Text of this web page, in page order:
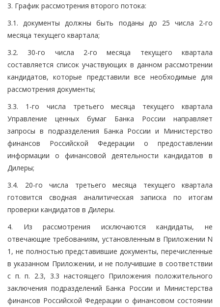
3. График рассмотрения второго потока:
3.1. документы должны быть поданы до 25 числа 2-го
месяца текущего квартала;
3.2. 30-го числа 2-го месяца текущего квартала
составляется список участвующих в данном рассмотрении
кандидатов, которые представили все необходимые для
рассмотрения документы;
3.3. 1-го числа третьего месяца текущего квартала
Управление ценных бумаг Банка России направляет
запросы в подразделения Банка России и Министерство
финансов Российской Федерации о предоставлении
информации о финансовой деятельности кандидатов в
Дилеры;
3.4. 20-го числа третьего месяца текущего квартала
готовится сводная аналитическая записка по итогам
проверки кандидатов в Дилеры.
4. Из рассмотрения исключаются кандидаты, не
отвечающие требованиям, установленным в Приложении N
1, не полностью представившие документы, перечисленные
в указанном Приложении, и не получившие в соответствии
с п. п. 2.3, 3.3 настоящего Приложения положительного
заключения подразделений Банка России и Министерства
финансов Российской Федерации о финансовом состоянии